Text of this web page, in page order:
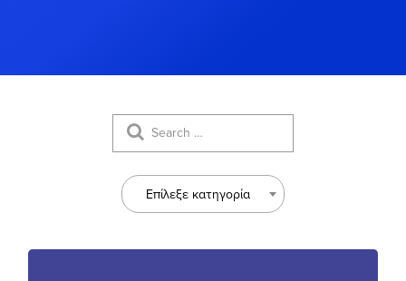
Επίλεξε κατηγορία